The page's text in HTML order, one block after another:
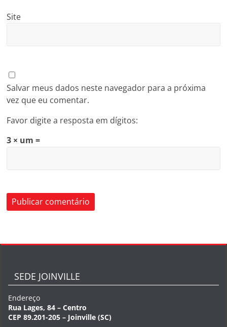
Site
Salvar meus dados neste navegador para a próxima
vez que eu comentar.
Favor digite a resposta em dígitos:
3 × um =
SEDE JOINVILLE
Endereço
Rua Lages, 84 – Centro
CEP 89.201-205 – Joinville (SC)